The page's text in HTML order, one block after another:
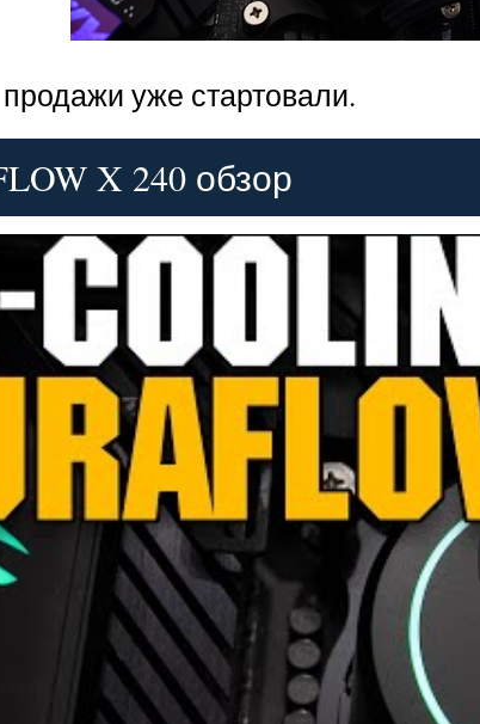
уже стартовали.
X 240 обзор